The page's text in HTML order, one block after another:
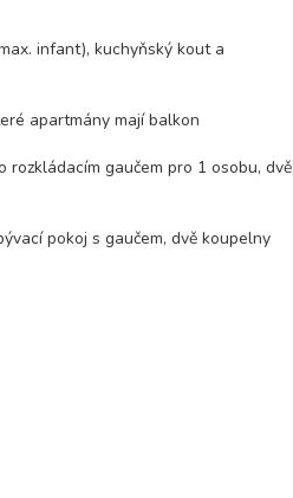
infant), kuchyňský kout a
apartmány mají balkon
gaučem pro 1 osobu, dvě
pokoj s gaučem, dvě koupelny